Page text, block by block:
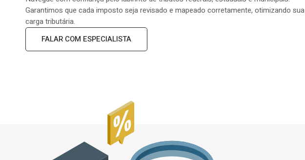
Garantimos que cada imposto seja revisado e mapeado corretamente, otimizando sua
carga tributária.
FALAR COM ESPECIALISTA